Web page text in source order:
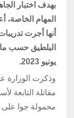
بهدف اختبار
المهام الخاصة،
أنها أجرت
يونيو 2023.
مقاتلة التابعة
محمولة جوا على